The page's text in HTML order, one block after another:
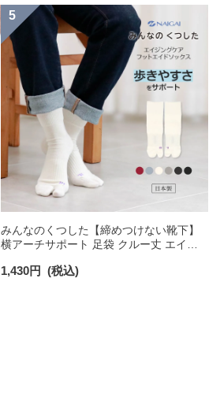
みんなのくつした【締めつけない靴下】
横アーチサポート 足袋 クルー丈 エイジ
レディース 03150025
1,430円 (税込)